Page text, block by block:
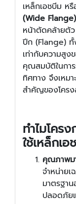
เหล็กเอชบีม ห
(Wide Flange)
หน้าตัดคล้ายตั
ปีก (Flange) ทั้
เท่ากับความสูง
คุณสมบัติในการ
ทิศทาง จึงเหมา
สำคัญของโครง
ทำไมโครง
ใช้เหล็กเ
คุณภาพม
จำหน่ายเ
มาตรฐา
ปลอดภัย